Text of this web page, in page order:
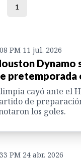
1
PM 11 jul. 2026
Dynamo
pretemporada
cayó ante el
de
los goles.
PM 24 abr. 2026